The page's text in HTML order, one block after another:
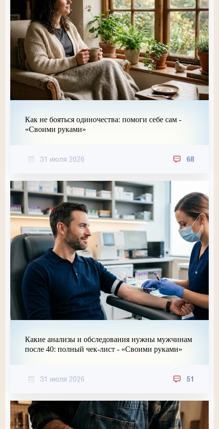
Как не бояться одиночества: помоги себе сам -
«Своими руками»
31 июля 2026 68
Какие анализы и обследования нужны мужчинам
после 40: полный чек-лист - «Своими руками»
31 июля 2026 51